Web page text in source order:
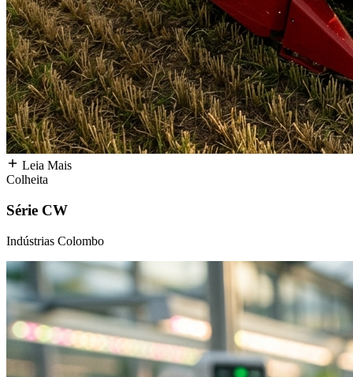
Leia Mais
Colheita
Série CW
Indústrias Colombo